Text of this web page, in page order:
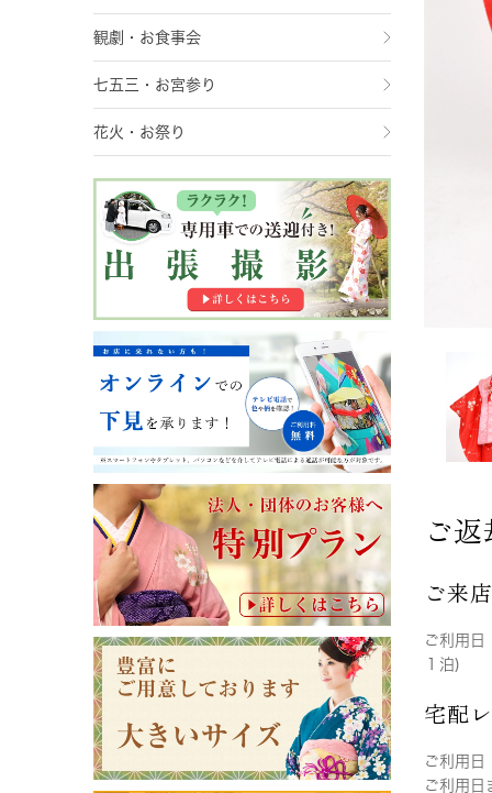
観劇・お食事会
七五三・お宮参り
花火・お祭り
ご
ご来
ご利用日
１泊)
宅配
ご利用日
ご利用日